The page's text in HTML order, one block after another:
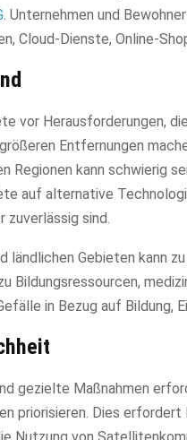
. Unternehmen und
Cloud-Dienste, Online-
vor Herausforderungen,
Entfernungen
Regionen kann schwierig
auf alternative
sind.
Gebieten kann
Bildungsressourcen,
in Bezug auf Bildung,
gezielte Maßnahmen
priorisieren. Dies
Nutzung von